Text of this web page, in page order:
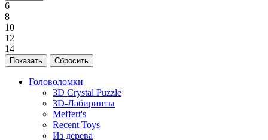
6
8
10
12
14
Головоломки
3D Crystal Puzzle
3D-Лабиринты
Meffert's
Recent Toys
Из дерева